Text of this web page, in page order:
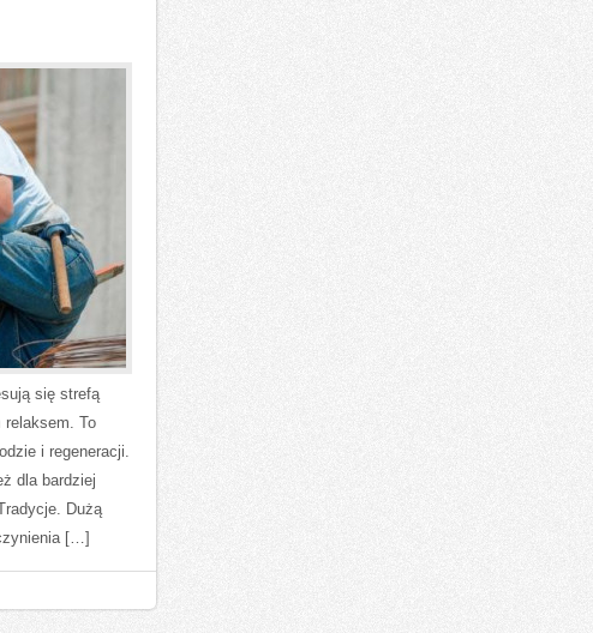
się strefą
relaksem. To
i regeneracji.
dla bardziej
Dużą
[…]